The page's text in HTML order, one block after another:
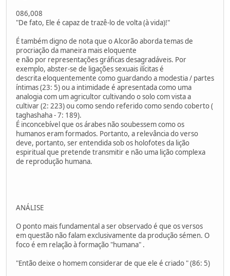
086,008
"De fato, Ele é capaz de trazê-lo de volta (à vida)!"
É também digno de nota que o Alcorão aborda temas de
procriação da maneira mais eloquente
e não por representações gráficas desagradáveis. Por
exemplo, abster-se de ligações sexuais ilícitas é
descrita eloquentemente como guardando a modestia / partes
íntimas (23: 5) ou a intimidade é apresentada como uma
analogia com um agricultor cultivando o solo com vista a
cultivar (2: 223) ou como sendo referido como sendo coberto (
taghashaha - 7: 189).
É inconcebível que os árabes não soubessem como os
humanos eram formados. Portanto, a relevância do verso
deve, portanto, ser entendida sob os holofotes da lição
espiritual que pretende transmitir e não uma lição complexa
de reprodução humana.
ANÁLISE
O ponto mais fundamental a ser observado é que os versos
em questão não falam exclusivamente da produção sémen. O
foco é em relação à formação "humana" .
"Então deixe o homem considerar de que ele é criado " (86: 5)